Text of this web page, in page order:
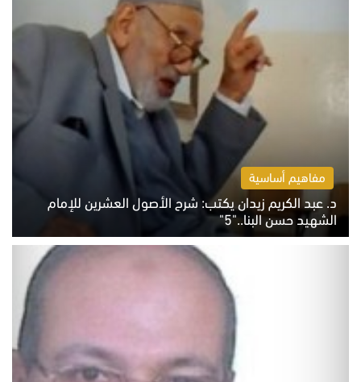
مفاهيم أساسية
د. عبد الكريم زيدان يكتب: شرح الأصول العشرين للإمام
الشهيد حسن البنا.."5"
السبت 8 أغسطس 2026 10:46 ص